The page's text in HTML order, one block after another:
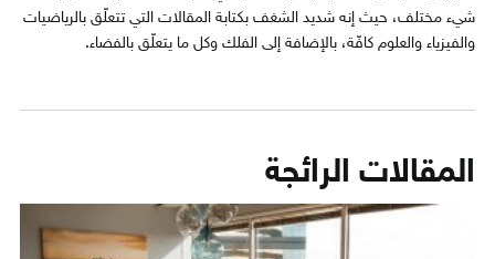
شيء مختلف، حيث إنه شديد الشغف بكتابة المقالات التي تتعلّق بالرياضيات
والفيزياء والعلوم كافّة، بالإضافة إلى الفلك وكل ما يتعلّق بالفضاء.
المقالات الرائجة